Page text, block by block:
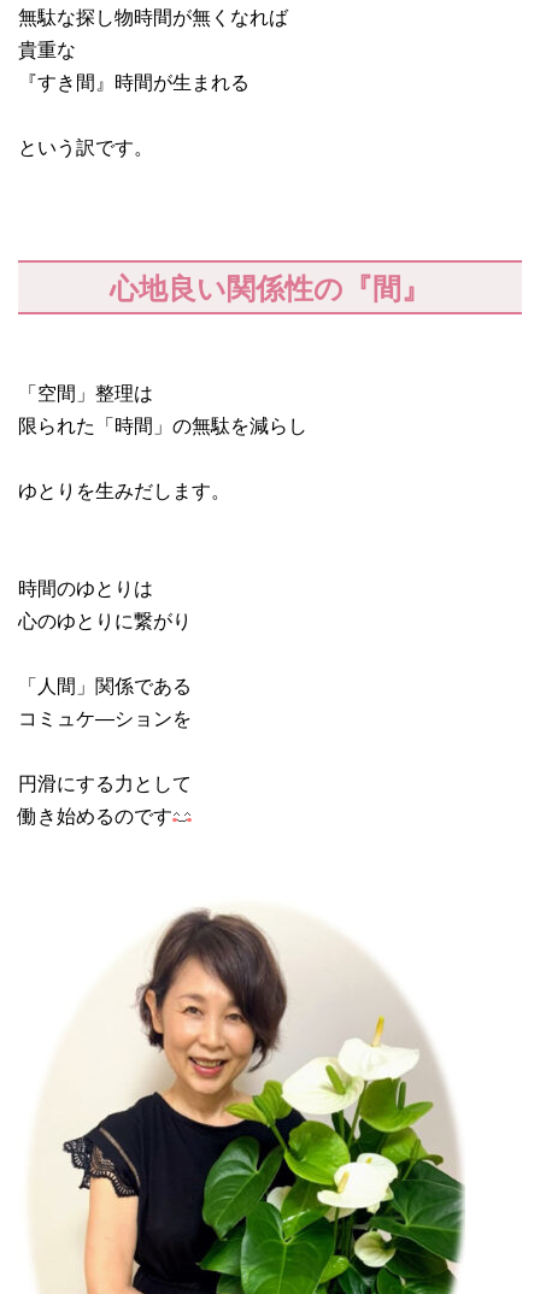
無駄な探し物時間が無くなれば
貴重な
『すき間』時間が生まれる
という訳です。
心地良い関係性の『間』
「空間」整理は
限られた「時間」の無駄を減らし
ゆとりを生みだします。
時間のゆとりは
心のゆとりに繋がり
「人間」関係である
コミュケ―ションを
円滑にする力として
働き始めるのです